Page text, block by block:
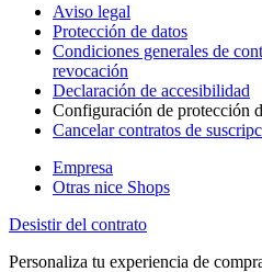
Aviso legal
Protección de datos
Condiciones generales de
revocación
Declaración de accesibilidad
Configuración de protección
Cancelar contratos de
Empresa
Otras nice Shops
Desistir del contrato
Personaliza tu experiencia de